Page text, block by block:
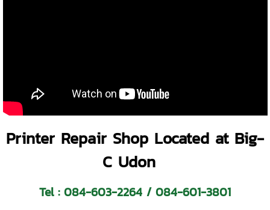
Printer Repair Shop Located at Big-
C Udon
Tel : 084-603-2264/ 084-601-3801